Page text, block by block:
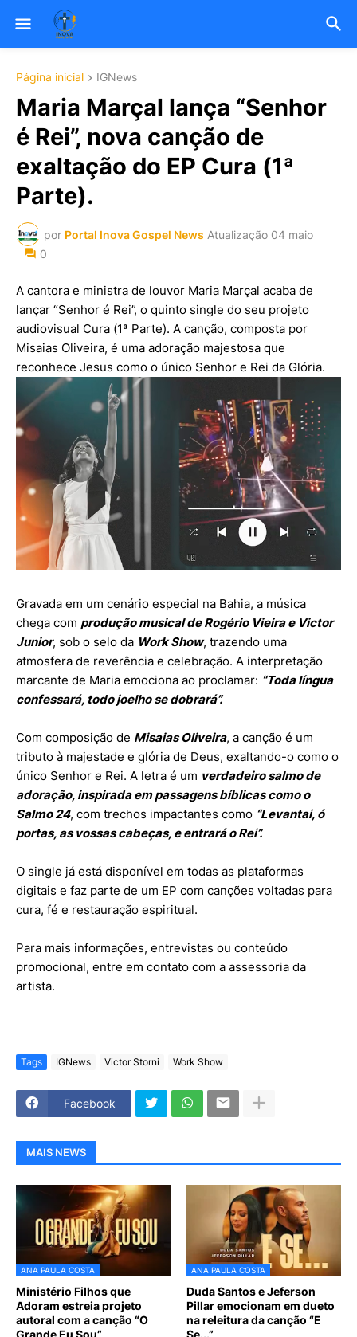
Página inicial IGNews
Maria Marçal lança “Senhor
é Rei”, nova canção de
exaltação do EP Cura (1ª
Parte).
por Portal Inova Gospel News Atualização 04 maio
0
A cantora e ministra de louvor Maria Marçal acaba de
lançar “Senhor é Rei”, o quinto single do seu projeto
audiovisual Cura (1ª Parte). A canção, composta por
Misaias Oliveira, é uma adoração majestosa que
reconhece Jesus como o único Senhor e Rei da Glória.
Gravada em um cenário especial na Bahia, a música
chega com produção musical de Rogério Vieira e Victor
Junior, sob o selo da Work Show, trazendo uma
atmosfera de reverência e celebração. A interpretação
marcante de Maria emociona ao proclamar: “Toda língua
confessará, todo joelho se dobrará”.
Com composição de Misaias Oliveira, a canção é um
tributo à majestade e glória de Deus, exaltando-o como o
único Senhor e Rei. A letra é um verdadeiro salmo de
adoração, inspirada em passagens bíblicas como o
Salmo 24, com trechos impactantes como “Levantai, ó
portas, as vossas cabeças, e entrará o Rei”.
O single já está disponível em todas as plataformas
digitais e faz parte de um EP com canções voltadas para
cura, fé e restauração espiritual.
Para mais informações, entrevistas ou conteúdo
promocional, entre em contato com a assessoria da
artista.
Tags IGNews Victor Storni Work Show
Facebook
MAIS NEWS
ANA PAULA COSTA
Ministério Filhos que
Adoram estreia projeto
autoral com a canção “O
Grande Eu Sou”
ANA PAULA COSTA
Duda Santos e Jeferson
Pillar emocionam em dueto
na releitura da canção “E
Se...”